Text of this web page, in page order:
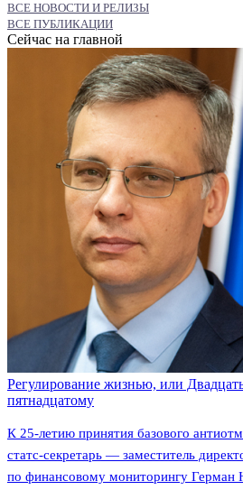
ВСЕ НОВОСТИ И РЕЛИЗЫ
ВСЕ ПУБЛИКАЦИИ
Сейчас на главной
Регулирование жизнью, или
пятнадцатому
К 25-летию принятия базового
статс-секретарь — заместитель
по финансовому мониторингу Герман